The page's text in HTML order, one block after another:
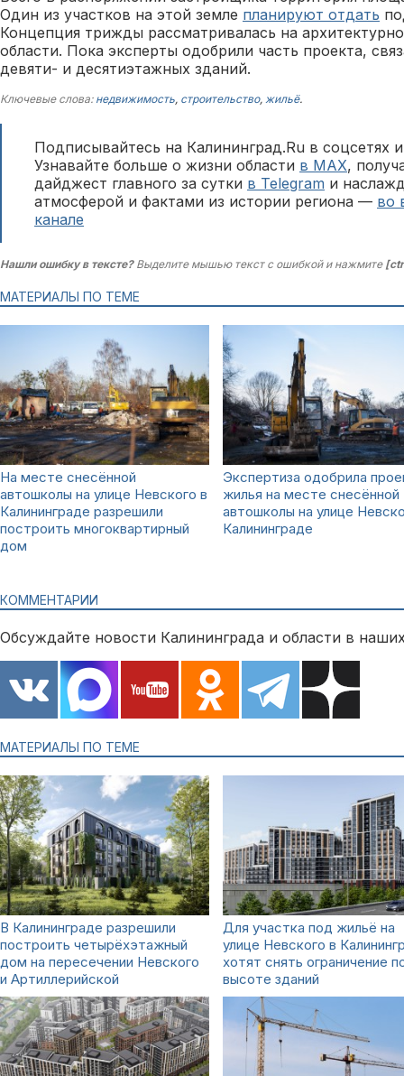
Один из участков на этой земле планируют отдать
Концепция трижды рассматривалась на
области. Пока эксперты одобрили часть проекта,
девяти- и десятиэтажных зданий.
Ключевые слова: недвижимость, строительство, жильё.
Подписывайтесь на Калининград.Ru в соцсетях
Узнавайте больше о жизни области в MAX,
дайджест главного за сутки в Telegram и
атмосферой и фактами из истории региона — во
канале
Нашли ошибку в тексте?Выделите мышью текст с ошибкой и нажмите
МАТЕРИАЛЫ ПО ТЕМЕ
На месте снесённой
автошколы на улице Невского в
Калининграде разрешили
построить многоквартирный
дом
Экспертиза одобрила
жилья на месте снесённой
автошколы на улице
Калининграде
КОММЕНТАРИИ
Обсуждайте новости Калининграда и области в
МАТЕРИАЛЫ ПО ТЕМЕ
В Калининграде разрешили
построить четырёхэтажный
дом на пересечении Невского
и Артиллерийской
Для участка под жильё на
улице Невского в
хотят снять ограничение
высоте зданий